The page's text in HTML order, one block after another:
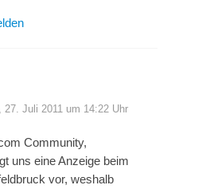
27. Juli 2011 um 14:22 Uhr
Community,
uns eine Anzeige beim
vor, weshalb